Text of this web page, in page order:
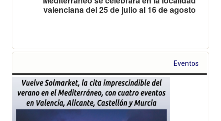
valenciana del 25 de julio al 16 de agosto
Eventos